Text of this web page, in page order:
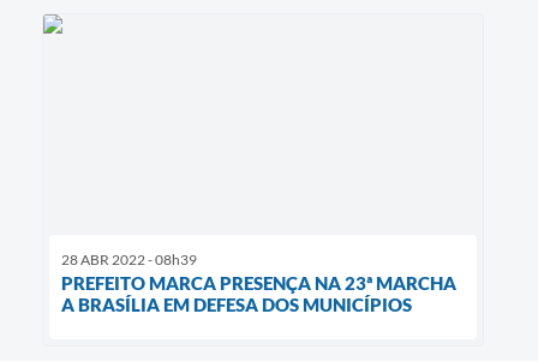
28 ABR 2022 - 08h39
PREFEITO MARCA PRESENÇA NA 23ª MARCHA
A BRASÍLIA EM DEFESA DOS MUNICÍPIOS